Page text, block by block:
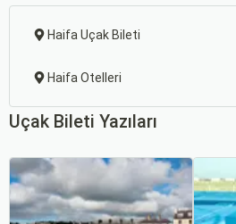
Haifa Uçak Bileti
Haifa Otelleri
Uçak Bileti Yazıları